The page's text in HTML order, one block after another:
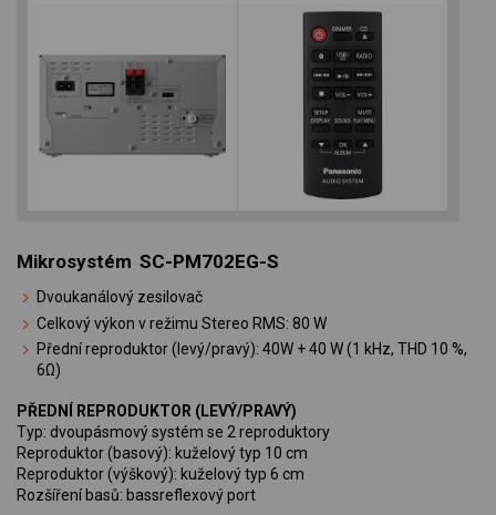
Mikrosystém SC-PM702EG-S
Dvoukanálový zesilovač
Celkový výkon v režimu Stereo RMS: 80 W
Přední reproduktor (levý/pravý): 40W + 40 W (1 kHz, THD 10 %,
6Ω)
PŘEDNÍ REPRODUKTOR (LEVÝ/PRAVÝ)
Typ: dvoupásmový systém se 2 reproduktory
Reproduktor (basový): kuželový typ 10 cm
Reproduktor (výškový): kuželový typ 6 cm
Rozšíření basů: bassreflexový port